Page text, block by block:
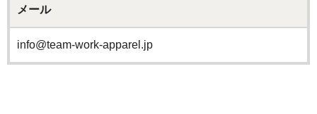
メール
info@team-work-apparel.jp